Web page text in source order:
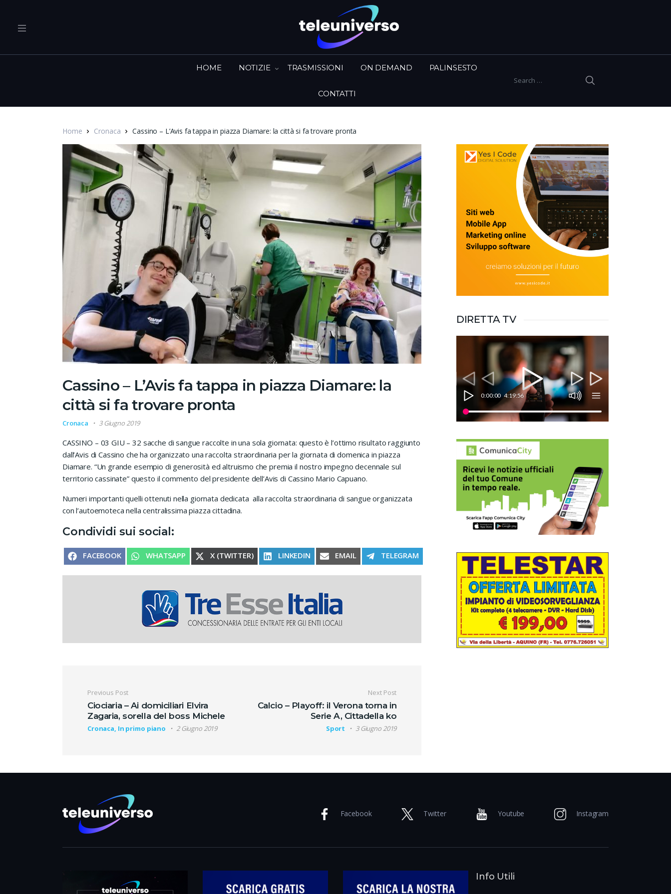
Search for:
HOME NOTIZIE TRASMISSIONI ON DEMAND PALINSESTO
CONTATTI
Home Cronaca Cassino – L’Avis fa tappa in piazza Diamare: la città si fa trovare pronta
Cassino – L’Avis fa tappa in piazza Diamare: la
città si fa trovare pronta
Cronaca 3 Giugno 2019
CASSINO – 03 GIU – 32 sacche di sangue raccolte in una sola giornata: questo è l’ottimo risultato raggiunto
dall’Avis di Cassino che ha organizzato una raccolta straordinaria per la giornata di domenica in piazza
Diamare. “Un grande esempio di generosità ed altruismo che premia il nostro impegno decennale sul
territorio cassinate” questo il commento del presidente dell’Avis di Cassino Mario Capuano.
Numeri importanti quelli ottenuti nella giornata dedicata alla raccolta straordinaria di sangue organizzata
con l’autoemoteca nella centralissima piazza cittadina.
Condividi sui social:
SHARE ON
FACEBOOK SHARE ON
WHATSAPP SHARE ON
X (TWITTER) SHARE ON
LINKEDIN SHARE ON
EMAIL SHARE ON
TELEGRAM
Navigazione articoli
Previous Post
Ciociaria – Ai domiciliari Elvira
Zagaria, sorella del boss Michele
Cronaca, In primo piano 2 Giugno 2019
Next Post
Calcio – Playoff: il Verona torna in
Serie A, Cittadella ko
Sport 3 Giugno 2019
DIRETTA TV
0:00:00 4:19:56
Facebook Twitter Youtube Instagram
Info Utili